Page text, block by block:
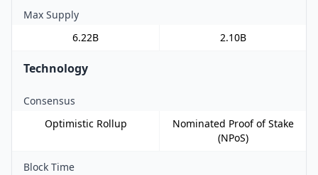
Max Supply
6.22B
2.10B
Technology
Consensus
Optimistic Rollup
Nominated Proof of Stake
(NPoS)
Block Time